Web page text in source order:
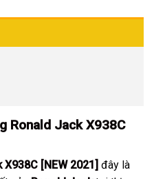
Ronald Jack X938C
[NEW 2021]
đây là